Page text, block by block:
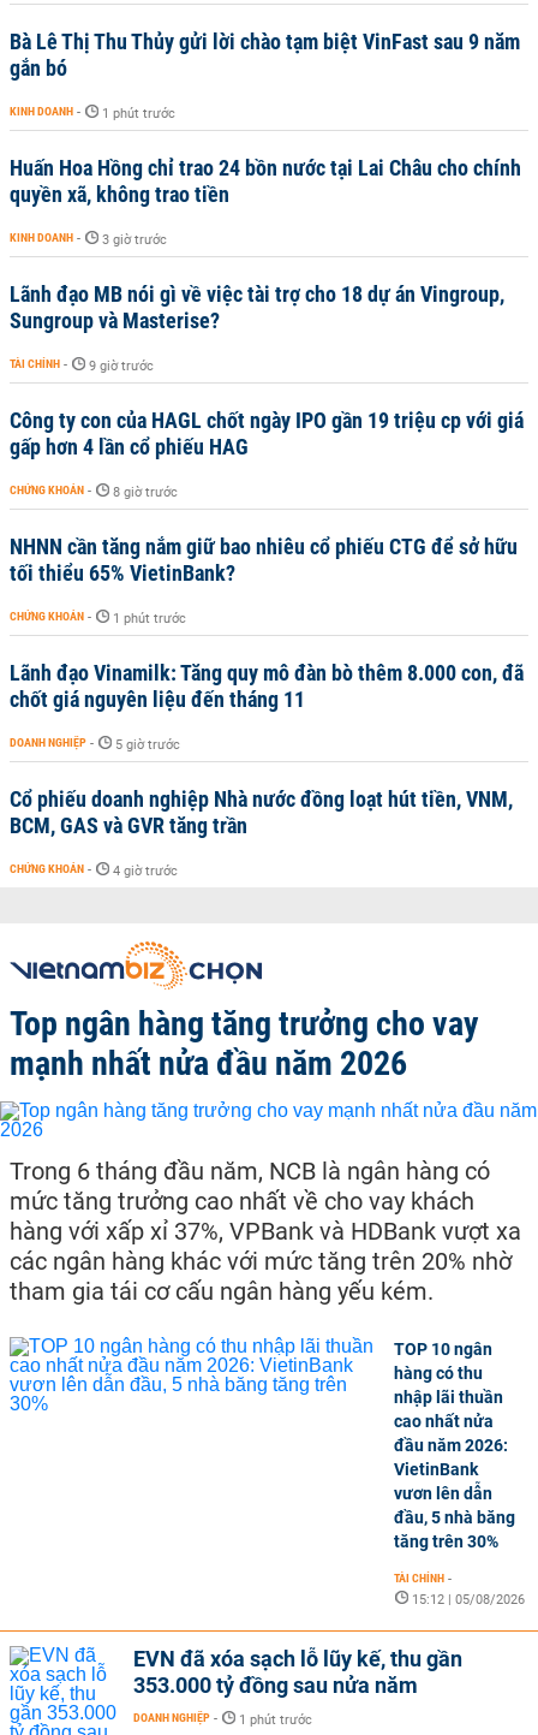
Bà Lê Thị Thu Thủy gửi lời chào tạm biệt VinFast sau 9 năm
gắn bó
KINH DOANH - 1 phút trước
Huấn Hoa Hồng chỉ trao 24 bồn nước tại Lai Châu cho chính
quyền xã, không trao tiền
KINH DOANH - 3 giờ trước
Lãnh đạo MB nói gì về việc tài trợ cho 18 dự án Vingroup,
Sungroup và Masterise?
TÀI CHÍNH - 9 giờ trước
Công ty con của HAGL chốt ngày IPO gần 19 triệu cp với giá
gấp hơn 4 lần cổ phiếu HAG
CHỨNG KHOÁN - 8 giờ trước
NHNN cần tăng nắm giữ bao nhiêu cổ phiếu CTG để sở hữu
tối thiểu 65% VietinBank?
CHỨNG KHOÁN - 1 phút trước
Lãnh đạo Vinamilk: Tăng quy mô đàn bò thêm 8.000 con, đã
chốt giá nguyên liệu đến tháng 11
DOANH NGHIỆP - 5 giờ trước
Cổ phiếu doanh nghiệp Nhà nước đồng loạt hút tiền, VNM,
BCM, GAS và GVR tăng trần
CHỨNG KHOÁN - 4 giờ trước
Top ngân hàng tăng trưởng cho vay
mạnh nhất nửa đầu năm 2026
Trong 6 tháng đầu năm, NCB là ngân hàng có
mức tăng trưởng cao nhất về cho vay khách
hàng với xấp xỉ 37%, VPBank và HDBank vượt xa
các ngân hàng khác với mức tăng trên 20% nhờ
tham gia tái cơ cấu ngân hàng yếu kém.
TOP 10 ngân
hàng có thu
nhập lãi thuần
cao nhất nửa
đầu năm 2026:
VietinBank
vươn lên dẫn
đầu, 5 nhà băng
tăng trên 30%
TÀI CHÍNH -
15:12 | 05/08/2026
EVN đã xóa sạch lỗ lũy kế, thu gần
353.000 tỷ đồng sau nửa năm
DOANH NGHIỆP - 1 phút trước